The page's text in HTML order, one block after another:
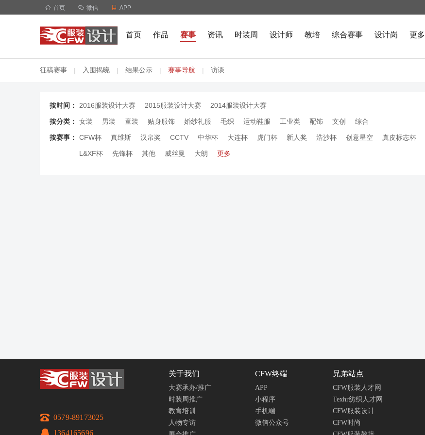
 首页  微信  APP
首页 作品 赛事 资讯 时装周 设计师 教培 综合赛事 设计岗 更多
征稿赛事 | 入围揭晓 | 结果公示 | 赛事导航 | 访谈
按时间： 2016服装设计大赛 2015服装设计大赛 2014服装设计大赛
按分类： 女装 男装 童装 贴身服饰 婚纱礼服 毛织 运动鞋服 工业类 配饰 文创 综合
按赛事： CFW杯 真维斯 汉帛奖 CCTV 中华杯 大连杯 虎门杯 新人奖 浩沙杯 创意星空 真皮标志杯
L&XF杯 先锋杯 其他 威丝曼 大朗 更多
0579-89173025
1364165696
关于我们
大赛承办/推广
时装周推广
教育培训
人物专访
CFW终端
APP
小程序
手机端
微信公众号
兄弟站点
CFW服装人才网
Texhr纺织人才网
CFW服装设计
CFW时尚